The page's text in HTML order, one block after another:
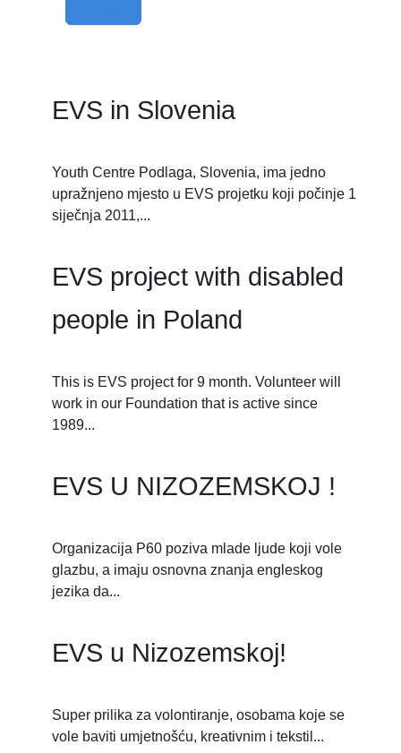
EVS in Slovenia
Youth Centre Podlaga, Slovenia, ima jedno
upražnjeno mjesto u EVS projetku koji počinje 1
siječnja 2011,...
EVS project with disabled
people in Poland
This is EVS project for 9 month. Volunteer will
work in our Foundation that is active since
1989...
EVS U NIZOZEMSKOJ !
Organizacija P60 poziva mlade ljude koji vole
glazbu, a imaju osnovna znanja engleskog
jezika da...
EVS u Nizozemskoj!
Super prilika za volontiranje, osobama koje se
vole baviti umjetnošću, kreativnim i tekstil...